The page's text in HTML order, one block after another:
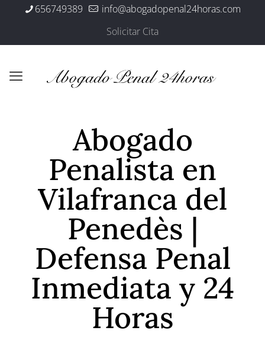
656749389
info@abogadopenal24horas.com
Solicitar Cita
Abogado
Penalista en
Vilafranca del
Penedès |
Defensa Penal
Inmediata y 24
Horas